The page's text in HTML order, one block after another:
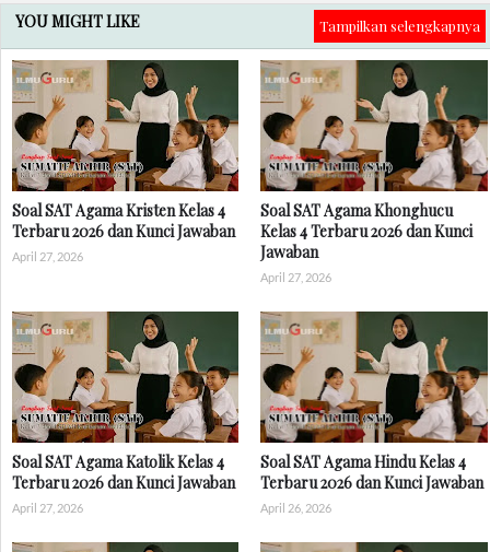
YOU MIGHT LIKE Tampilkan selengkapnya
Soal SAT Agama Kristen Kelas 4
Terbaru 2026 dan Kunci Jawaban
April 27, 2026
Soal SAT Agama Khonghucu
Kelas 4 Terbaru 2026 dan Kunci
Jawaban
April 27, 2026
Soal SAT Agama Katolik Kelas 4
Terbaru 2026 dan Kunci Jawaban
April 27, 2026
Soal SAT Agama Hindu Kelas 4
Terbaru 2026 dan Kunci Jawaban
April 26, 2026